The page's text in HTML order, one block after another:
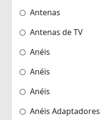
Antenas
Antenas de TV
Anéis
Anéis
Anéis
Anéis Adaptadores